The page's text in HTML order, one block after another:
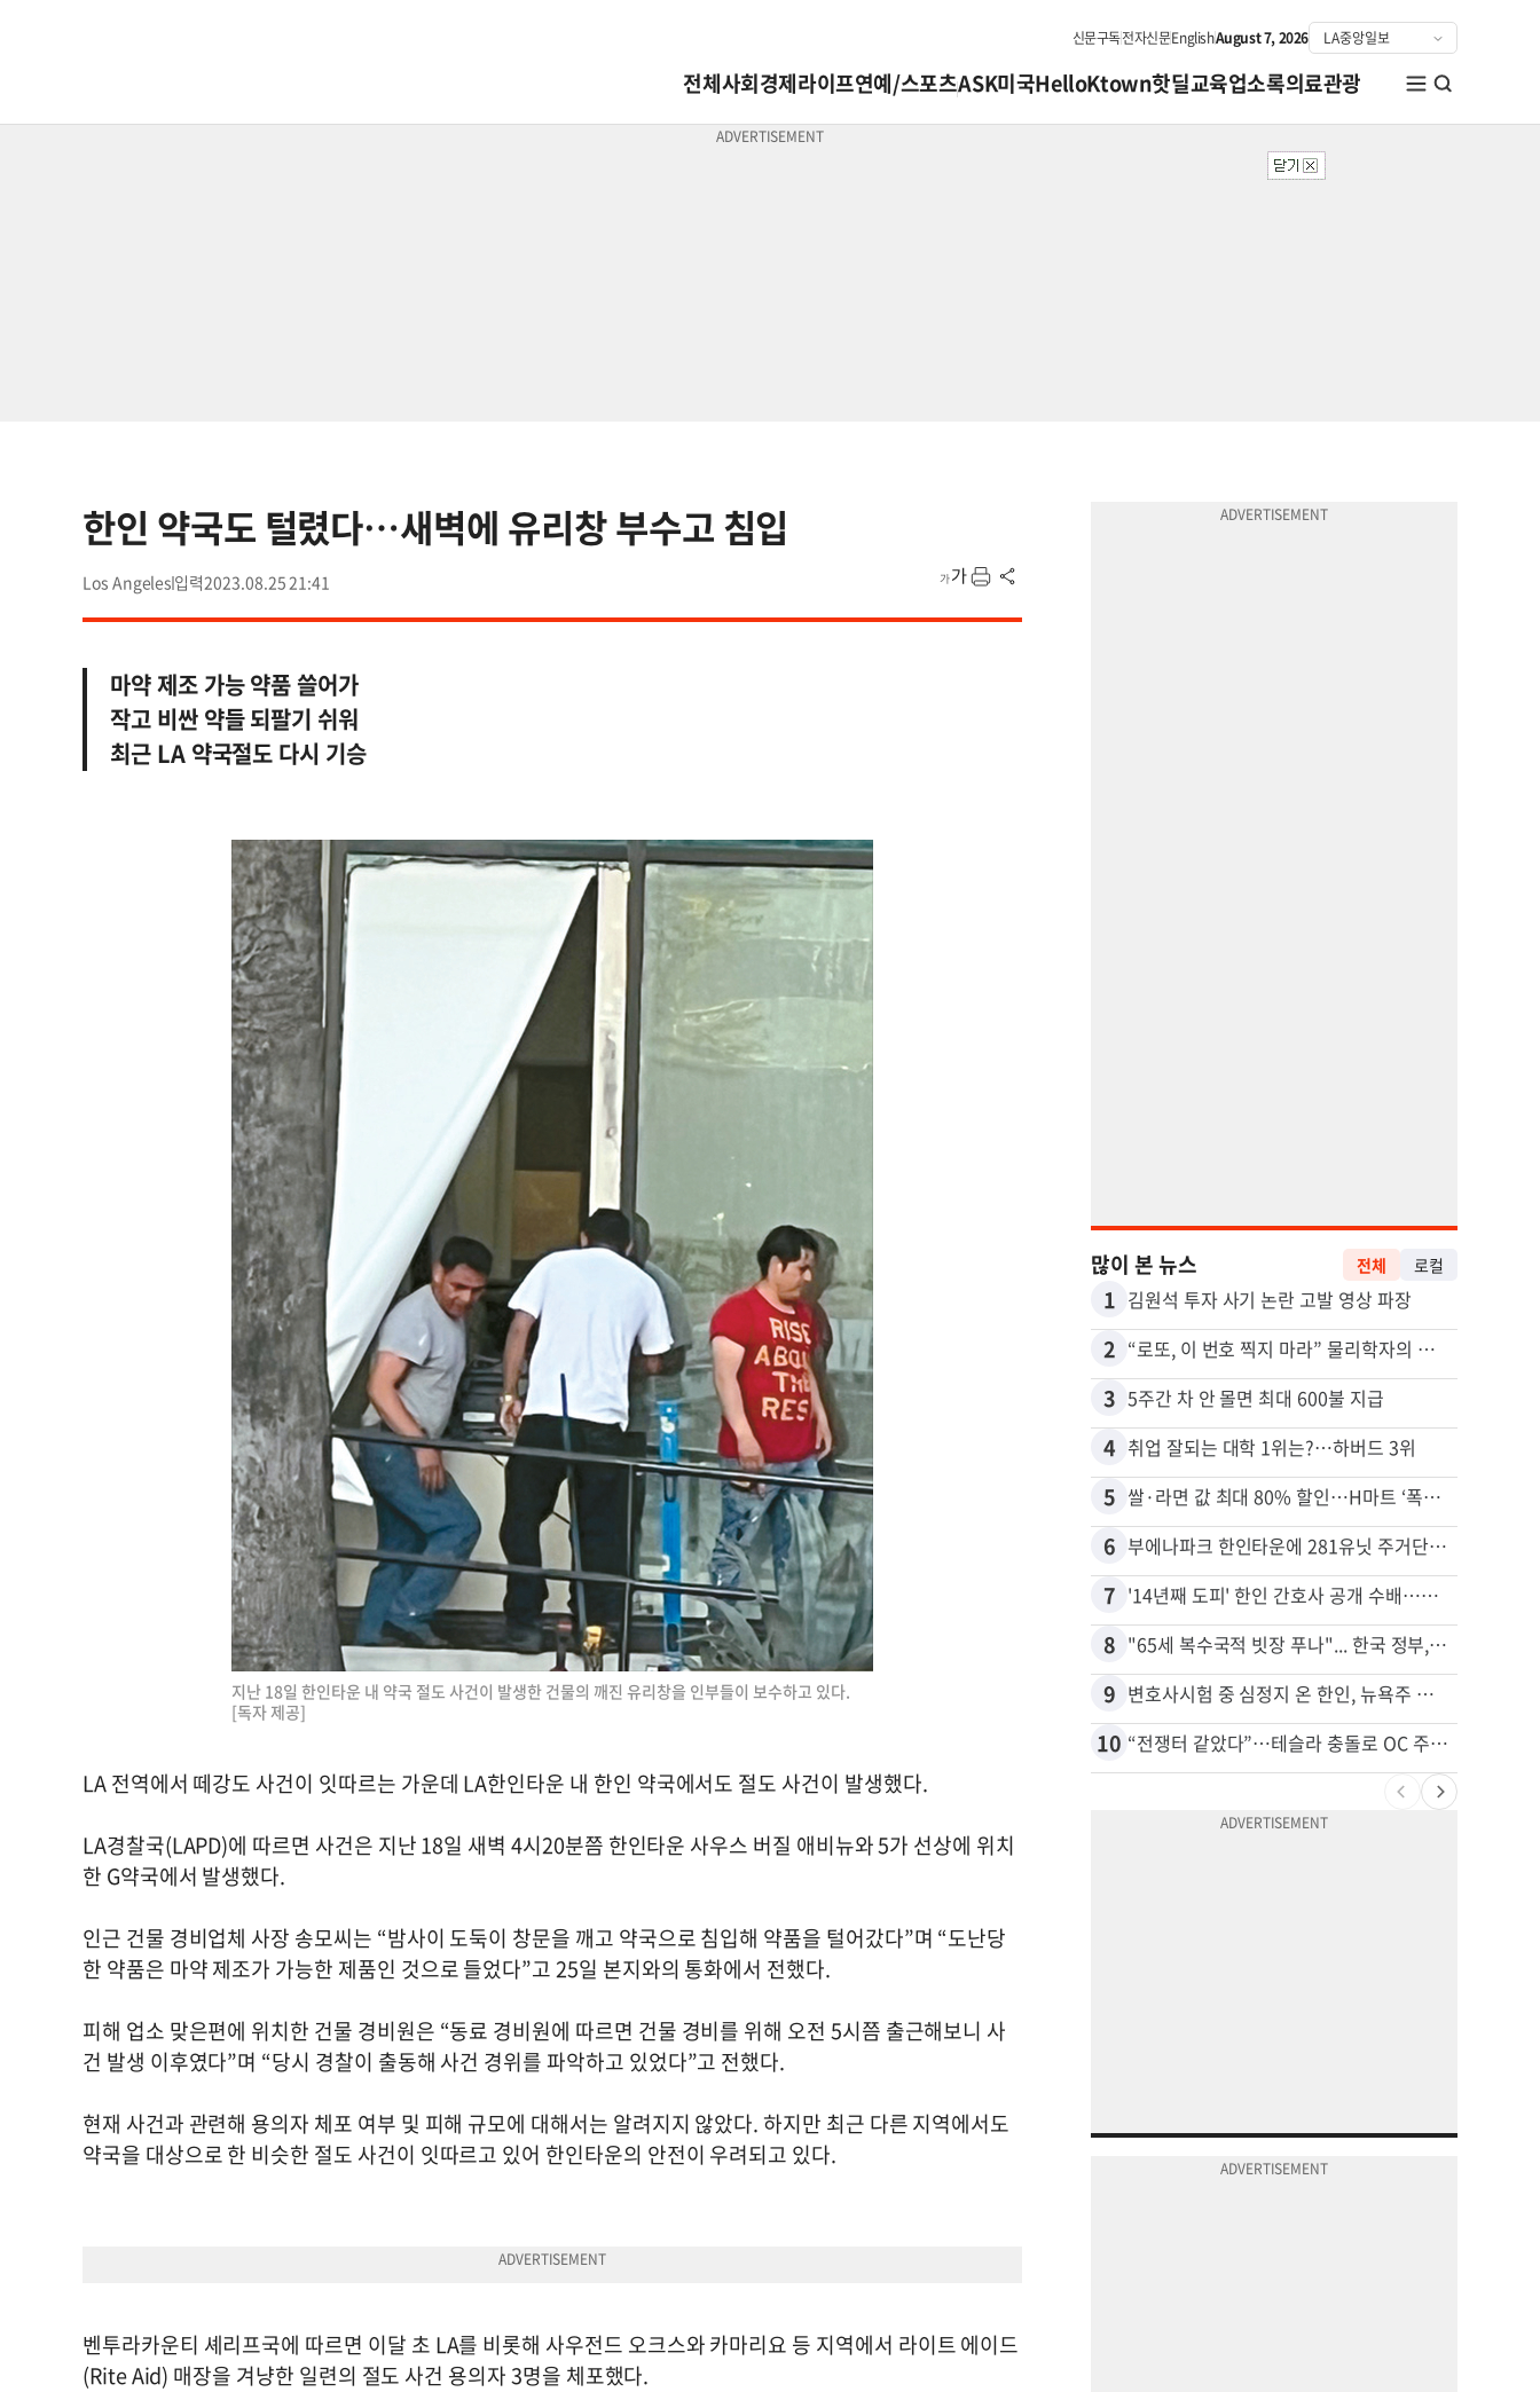
신문구독전자신문EnglishAugust 7, 2026
전체사회경제라이프연예/스포츠ASK미국HelloKtown핫딜교육업소록의료관광
한인 약국도 털렸다…새벽에 유리창 부수고 침입
Los Angeles 2023.08.25 21:41
마약 제조 가능 약품 쓸어가
작고 비싼 약들 되팔기 쉬워
최근 LA 약국절도 다시 기승
지난 18일 한인타운 내 약국 절도 사건이 발생한 건물의 깨진 유리창을 인부들이 보수하고 있다.
[독자 제공]
LA 전역에서 떼강도 사건이 잇따르는 가운데 LA한인타운 내 한인 약국에서도 절도 사건이 발생했다.
LA경찰국(LAPD)에 따르면 사건은 지난 18일 새벽 4시20분쯤 한인타운 사우스 버질 애비뉴와 5가 선상에 위치
한 G약국에서 발생했다.
인근 건물 경비업체 사장 송모씨는 “밤사이 도둑이 창문을 깨고 약국으로 침입해 약품을 털어갔다”며 “도난당
한 약품은 마약 제조가 가능한 제품인 것으로 들었다”고 25일 본지와의 통화에서 전했다.
피해 업소 맞은편에 위치한 건물 경비원은 “동료 경비원에 따르면 건물 경비를 위해 오전 5시쯤 출근해보니 사
건 발생 이후였다”며 “당시 경찰이 출동해 사건 경위를 파악하고 있었다”고 전했다.
현재 사건과 관련해 용의자 체포 여부 및 피해 규모에 대해서는 알려지지 않았다. 하지만 최근 다른 지역에서도
약국을 대상으로 한 비슷한 절도 사건이 잇따르고 있어 한인타운의 안전이 우려되고 있다.
벤투라카운티 셰리프국에 따르면 이달 초 LA를 비롯해 사우전드 오크스와 카마리요 등 지역에서 라이트 에이드
(Rite Aid) 매장을 겨냥한 일련의 절도 사건 용의자 3명을 체포했다.
많이 본 뉴스 전체 로컬
1 김원석 투자 사기 논란 고발 영상 파장
2 “로또, 이 번호 찍지 마라” 물리학자의 당첨금 높이는 비밀
3 5주간 차 안 몰면 최대 600불 지급
4 취업 잘되는 대학 1위는?…하버드 3위
5 쌀·라면 값 최대 80% 할인…H마트 ‘폭탄 세일’
6 부에나파크 한인타운에 281유닛 주거단지 들어선다
7 '14년째 도피' 한인 간호사 공개 수배…메디케어 사기 유죄
8 "65세 복수국적 빗장 푸나"... 한국 정부, 연령 완화 전면 추진
9 변호사시험 중 심정지 온 한인, 뉴욕주 제소
10 “전쟁터 같았다”…테슬라 충돌로 OC 주택 4채 파손